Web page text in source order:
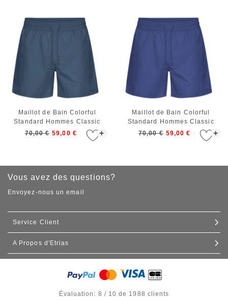
+
Maillot de Bain Colorful
Standard Hommes Classic
Swim Shorts Petrol Blue
70,00 € 59,00 € +
Maillot de Bain Colorful
Standard Hommes Classic
Swim Shorts Marine Blue
70,00 € 59,00 €
Vous avez des questions?
Envoyez-nous un email
Service Client
Contact
A Propos d'Etrias
Évaluation: 8 / 10 de 1988 clients